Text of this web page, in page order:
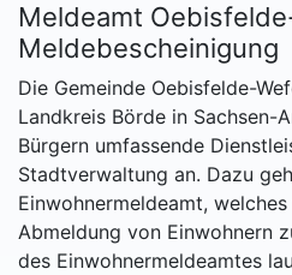
Meldeamt
Meldebescheinigung
Die Gemeinde Oebisfelde-
Landkreis Börde in Sachsen-
Bürgern umfassende
Stadtverwaltung an. Dazu
Einwohnermeldeamt,
Abmeldung von Einwohnern
des Einwohnermeldeamtes